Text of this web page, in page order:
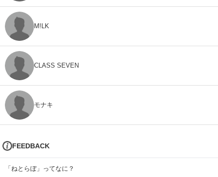
M!LK
CLASS SEVEN
モナキ
FEEDBACK
「ねとらぼ」ってなに？